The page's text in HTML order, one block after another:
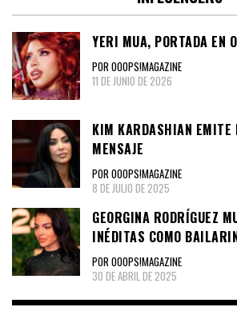
YERI MUA, PORTADA EN
POR OOOPS!MAGAZINE
11 DE JUNIO DE 2026
KIM KARDASHIAN EMITE
MENSAJE
POR OOOPS!MAGAZINE
8 DE JULIO DE 2025
GEORGINA RODRÍGUEZ
INÉDITAS COMO
POR OOOPS!MAGAZINE
30 DE ABRIL DE 2025